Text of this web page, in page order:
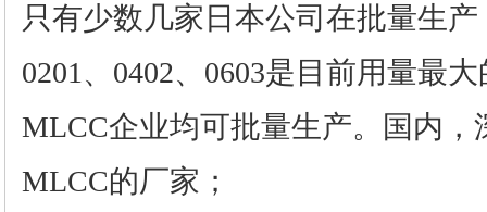
只有少数几家日本公司在批量生产
0201、0402、0603是目前用量最
MLCC企业均可批量生产。国内，
MLCC的厂家；